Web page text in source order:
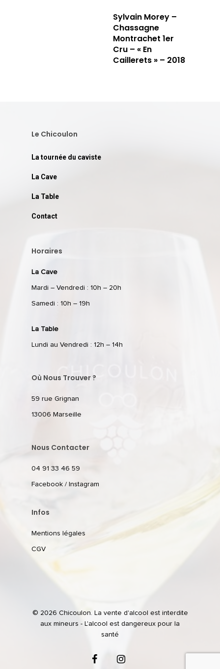
Sylvain Morey –
Chassagne
Montrachet 1er
Cru – « En
Caillerets » – 2018
Le Chicoulon
La tournée du caviste
La Cave
La Table
Contact
Horaires
La Cave
Mardi – Vendredi : 10h – 20h
Samedi : 10h – 19h
La Table
Lundi au Vendredi : 12h – 14h
Où Nous Trouver ?
59 rue Grignan
13006 Marseille
Nous Contacter
04 91 33 46 59
Facebook / Instagram
Infos
Mentions légales
CGV
© 2026 Chicoulon. La vente d'alcool est interdite
aux mineurs - L'alcool est dangereux pour la
santé